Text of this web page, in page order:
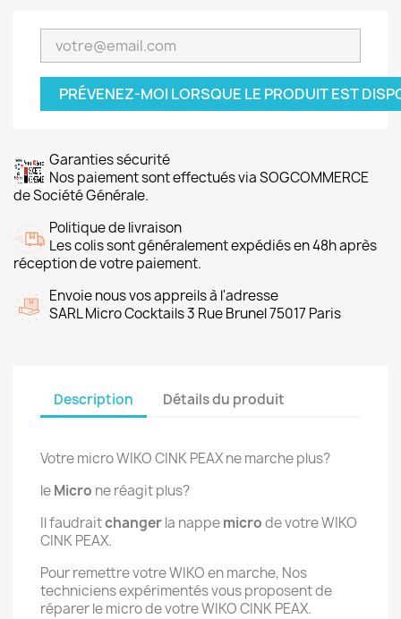
PRÉVENEZ-MOI LORSQUE LE PRODUIT EST
Garanties sécurité
Nos paiement sont effectués via SOGCOMMERCE
de Société Générale.
Politique de livraison
Les colis sont généralement expédiés en 48h après
réception de votre paiement.
Envoie nous vos appreils à l'adresse
SARL Micro Cocktails 3 Rue Brunel 75017 Paris
Description Détails du produit
Votre micro WIKO CINK PEAX ne marche plus?
leMicro ne réagit plus?
Il faudraitchangerla nappemicrode votre WIKO
CINK PEAX.
Pour remettre votre WIKO en marche, Nos
techniciens expérimentés vous proposent de
réparer le micro de votre WIKO CINK PEAX.